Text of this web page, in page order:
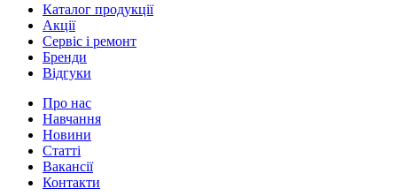
Каталог продукції
Акції
Сервіс і ремонт
Бренди
Відгуки
Про нас
Навчання
Новини
Статті
Вакансії
Контакти